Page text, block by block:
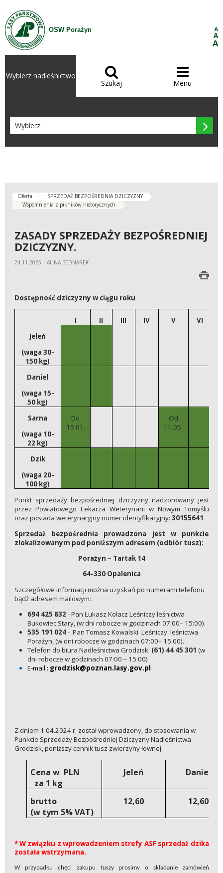
Przejdź do treści
OSW Porażyn A
A
A
Wybierz nadleśnictwo 
Szukaj

Menu

Oferta
SPRZEDAŻ BEZPOŚREDNIA DZICZYZNY
Wspomnienia z pikników historycznych.
ZASADY SPRZEDAŻY BEZPOŚREDNIEJ
DZICZYZNY.
24.11.2025 | ALINA BEDNAREK
Dostępność dziczyzny w ciągu roku
I II III IV V VI
Jeleń
(waga 30-
150 kg)
Daniel
(waga 15-
50 kg)
Sarna
(waga 10-
22 kg)
Do
15.01.
Od
11.05.
Dzik
(waga 20-
100 kg)
Punkt sprzedaży bezpośredniej dziczyzny nadzorowany jest
przez Powiatowego Lekarza Weterynarii w Nowym Tomyślu
oraz posiada weterynaryjny numer identyfikacyjny: 30155641
Sprzedaż bezpośrednia prowadzona jest w punkcie
zlokalizowanym pod poniższym adresem (odbiór tusz):
Porażyn – Tartak 14
64-330 Opalenica
Szczegółowe informacji można uzyskań po numerami telefonu
bądź adresem mailowym:
694 425 832- Pan Łukasz Kołacz Leśniczy leśnictwa
Bukowiec Stary, (w dni robocze w godzinach 07:00– 15:00).
535 191 024- Pan Tomasz Kowalski Leśniczy leśnictwa
Porażyn, (w dni robocze w godzinach 07:00– 15:00).
Telefon do biura Nadleśnictwa Grodzisk: (61) 44 45 301 (w
dni robocze w godzinach 07:00 – 15:00)
E-mail : grodzisk@poznan.lasy.gov.pl
Z dniem 1.04.2024 r. został wprowadzony, do stosowania w
Punkcie Sprzedaży Bezpośredniej Dziczyzny Nadleśnictwa
Grodzisk, poniższy cennik tusz zwierzyny łownej
Cena w PLN
za 1 kg
Jeleń Daniel
brutto
(w tym 5% VAT)
12,60 12,60
* W związku z wprowadzeniem strefy ASF sprzedaż dzika
została wstrzymana.
W przypadku chęci zakupu tuszy prosimy o składanie zamówień